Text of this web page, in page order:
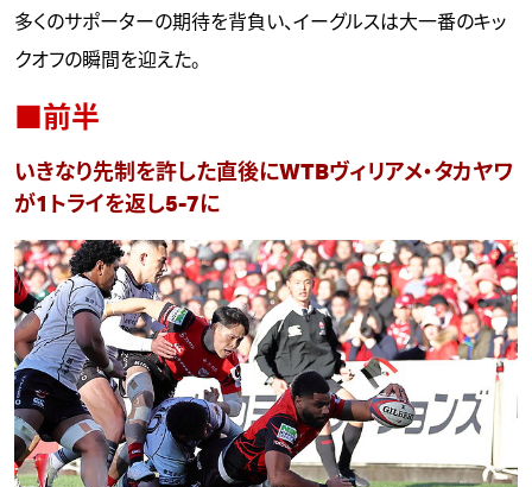
多くのサポーターの期待を背負い、イーグルスは大一番のキッ
クオフの瞬間を迎えた。
■前半
いきなり先制を許した直後にWTBヴィリアメ・タカヤワ
が1トライを返し5-7に